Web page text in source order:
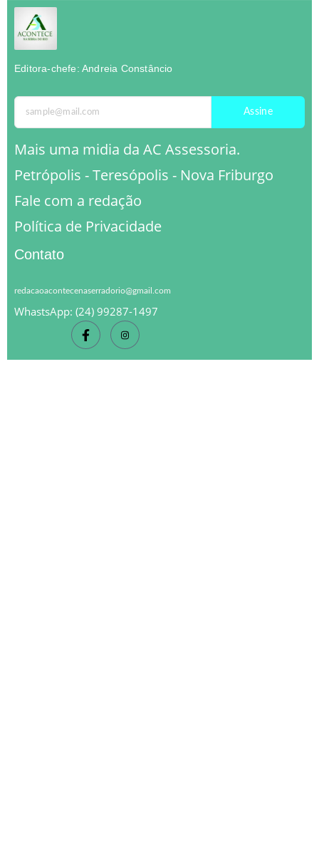
Editora-chefe: Andreia Constâncio
Assine
Mais uma midia da AC Assessoria.
Petrópolis - Teresópolis - Nova Friburgo
Fale com a redação
Política de Privacidade
Contato
redacaoacontecenaserradorio@gmail.com
WhastsApp: (24) 99287-1497